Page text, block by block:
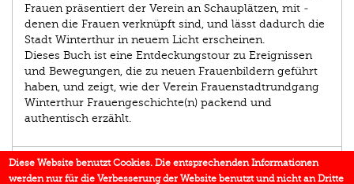
Frauen präsentiert der Verein an Schauplätzen, mit ­
denen die Frauen verknüpft sind, und lässt dadurch die
Stadt Winterthur in neuem Licht erscheinen.
Dieses Buch ist eine Entdeckungstour zu Ereignissen
und Bewegungen, die zu neuen Frauenbildern geführt
haben, und zeigt, wie der Verein Frauenstadtrundgang
Winterthur Frauengeschichte(n) packend und
authentisch erzählt.
EINBLICK
Diese Website benutzt Cookies. Die entsprechenden Informationen
werden nur für die Verbesserung der Website benutzt und nicht an Dritte